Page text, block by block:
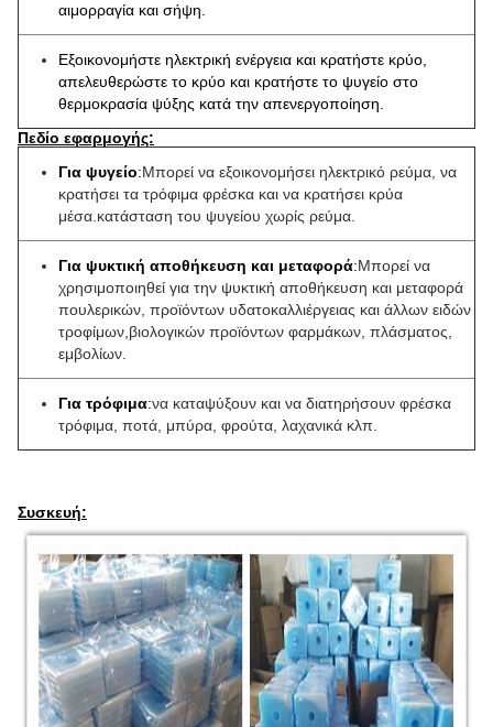
αιμορραγία και σήψη.
Εξοικονομήστε ηλεκτρική ενέργεια και κρατήστε κρύο,
απελευθερώστε το κρύο και κρατήστε το ψυγείο στο
θερμοκρασία ψύξης κατά την απενεργοποίηση.
Πεδίο εφαρμογής:
Για ψυγείο:Μπορεί να εξοικονομήσει ηλεκτρικό ρεύμα, να
κρατήσει τα τρόφιμα φρέσκα και να κρατήσει κρύα
μέσα. κατάσταση του ψυγείου χωρίς ρεύμα.
Για ψυκτική αποθήκευση και μεταφορά:Μπορεί να
χρησιμοποιηθεί για την ψυκτική αποθήκευση και μεταφορά
πουλερικών, προϊόντων υδατοκαλλιέργειας και άλλων ειδών
τροφίμων,βιολογικών προϊόντων φαρμάκων, πλάσματος,
εμβολίων.
Για τρόφιμα:να καταψύξουν και να διατηρήσουν φρέσκα
τρόφιμα, ποτά, μπύρα, φρούτα, λαχανικά κλπ.
Συσκευή: